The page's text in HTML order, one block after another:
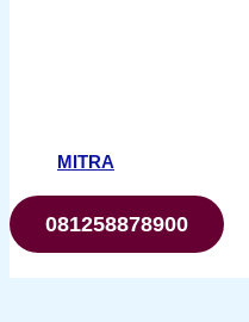
MITRA
081258878900